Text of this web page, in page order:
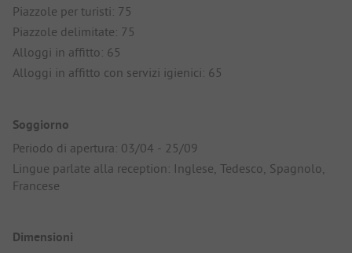
Piazzole per turisti: 75
Piazzole delimitate: 75
Alloggi in affitto: 65
Alloggi in affitto con servizi igienici: 65
Soggiorno
Periodo di apertura: 03/04 - 25/09
Lingue parlate alla reception: Inglese, Tedesco, Spagnolo,
Francese
Dimensioni